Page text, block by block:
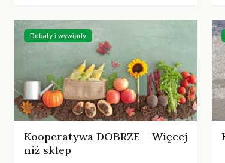
rozwiązania dla przyrody i zwierząt,
radykalnie zmieniając dotychczasowy
paradygmat funkcjonowania łowiectwa w
Polsce.
Kooperatywa DOBRZE – Więcej
niż sklep
Debaty i wywiady